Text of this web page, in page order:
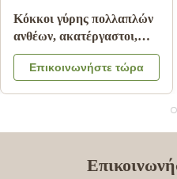
Κόκκοι γύρης πολλαπλών
ανθέων, ακατέργαστοι,
25kg, Χαρτοκιβώτιο,
Συμπλήρωμα διατροφής
Επικοινωνήστε τώρα